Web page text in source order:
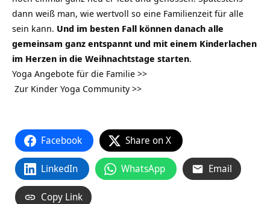
dann weiß man, wie wertvoll so eine Familienzeit für alle
sein kann. Und im besten Fall können danach alle
gemeinsam ganz entspannt und mit einem Kinderlachen
im Herzen in die Weihnachtstage starten.
Yoga Angebote für die Familie >>
Zur Kinder Yoga Community >>
Facebook Share on X
LinkedIn WhatsApp Email
Copy Link